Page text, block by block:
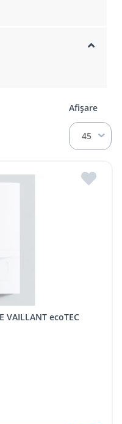
Afișare
45